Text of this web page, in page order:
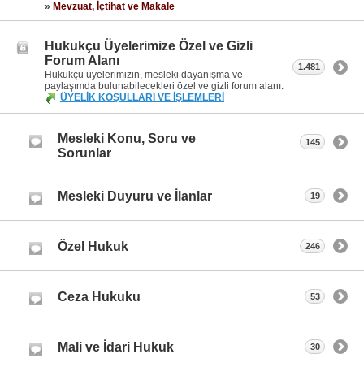
» Mevzuat, İçtihat ve Makale
Hukukçu Üyelerimize Özel ve Gizli
Forum Alanı
Hukukçu üyelerimizin, mesleki dayanışma ve
paylaşımda bulunabilecekleri özel ve gizli forum alanı.
ÜYELİK KOŞULLARI VE İŞLEMLERİ
1.481
Mesleki Konu, Soru ve
Sorunlar
145
Mesleki Duyuru ve İlanlar 19
Özel Hukuk 246
Ceza Hukuku 53
Mali ve İdari Hukuk 30